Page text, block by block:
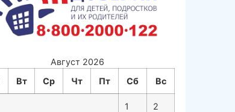
Август 2026
Вт Ср Чт Пт Сб Вс
1 2